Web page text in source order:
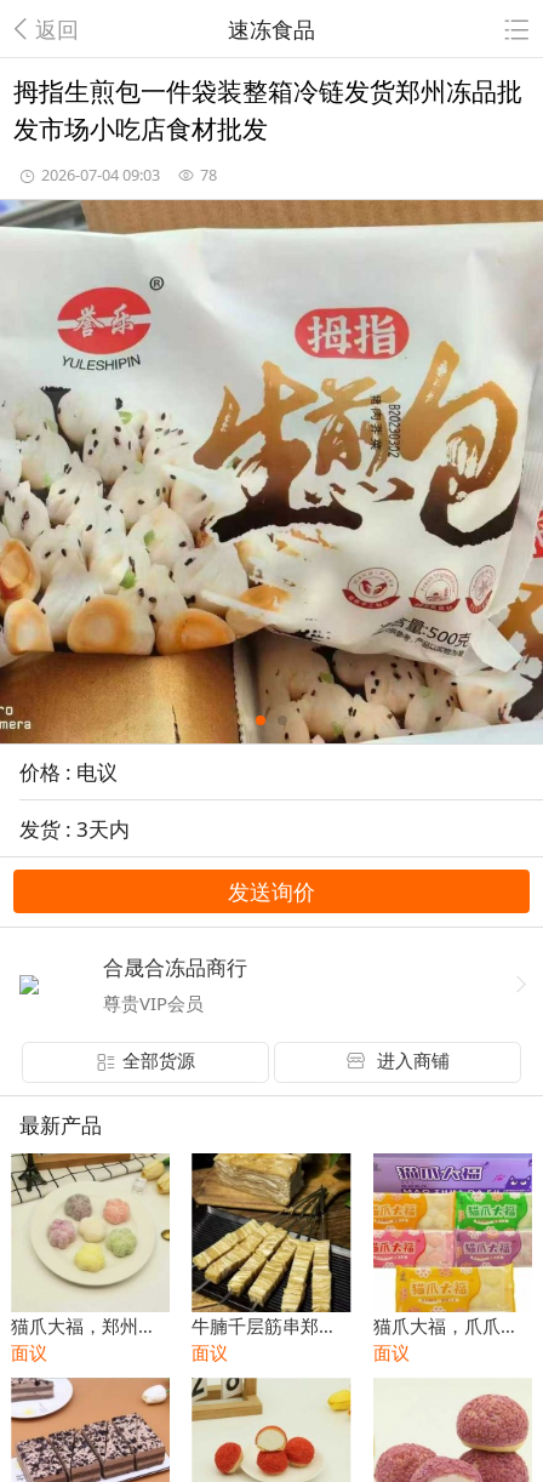
返回 速冻食品
拇指生煎包一件袋装整箱冷链发货郑州冻品批
发市场小吃店食材批发
2026-07-04 09:03 78
价格 : 电议
发货 : 3天内
发送询价
合晟合冻品商行
尊贵VIP会员
全部货源 进入商铺
最新产品
猫爪大福，郑州甜
点批发 郑州冻品批
发市场，郑州小食
品批发
面议
牛腩千层筋串郑州
烧烤店食材批发火
锅店食材批发饭店
餐饮食材批发
面议
猫爪大福，爪爪糯
叽甜到上头郑州甜
点批发郑州甜品批
面议